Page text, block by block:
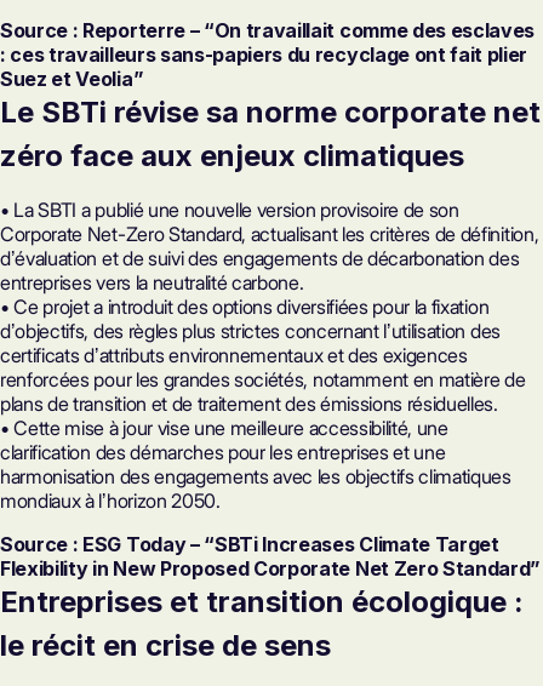
Source : Reporterre – “On travaillait comme des esclaves
: ces travailleurs sans-papiers du recyclage ont fait plier
Suez et Veolia”
Le SBTi révise sa norme corporate net
zéro face aux enjeux climatiques
• La SBTI a publié une nouvelle version provisoire de son
Corporate Net-Zero Standard, actualisant les critères de définition,
dʼévaluation et de suivi des engagements de décarbonation des
entreprises vers la neutralité carbone.
• Ce projet a introduit des options diversifiées pour la fixation
dʼobjectifs, des règles plus strictes concernant lʼutilisation des
certificats dʼattributs environnementaux et des exigences
renforcées pour les grandes sociétés, notamment en matière de
plans de transition et de traitement des émissions résiduelles.
• Cette mise à jour vise une meilleure accessibilité, une
clarification des démarches pour les entreprises et une
harmonisation des engagements avec les objectifs climatiques
mondiaux à lʼhorizon 2050.
Source : ESG Today – “SBTi Increases Climate Target
Flexibility in New Proposed Corporate Net Zero Standard”
Entreprises et transition écologique :
le récit en crise de sens